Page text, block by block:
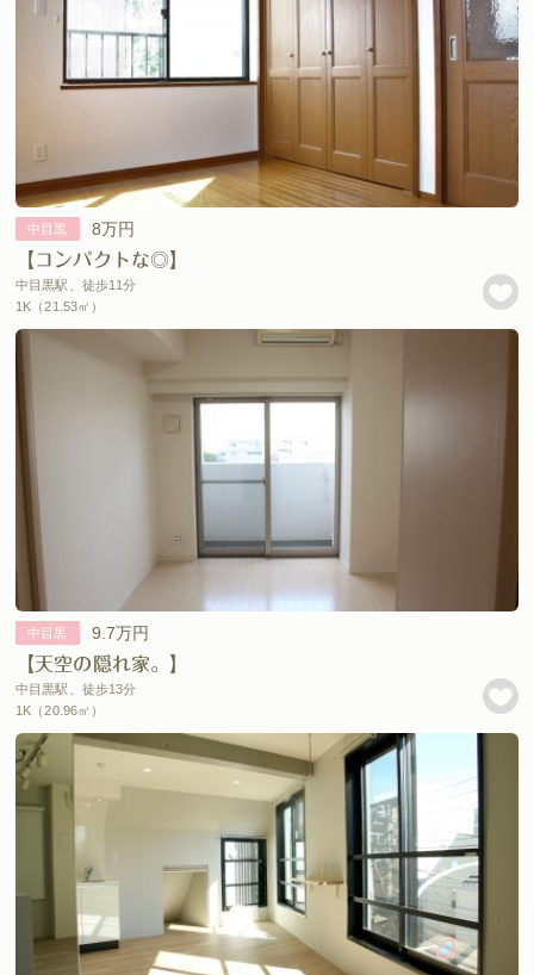
中目黒
8万円
【コンパクトな◎】
中目黒駅、徒歩11分
1K（21.53㎡）
中目黒
9.7万円
【天空の隠れ家。】
中目黒駅、徒歩13分
1K（20.96㎡）